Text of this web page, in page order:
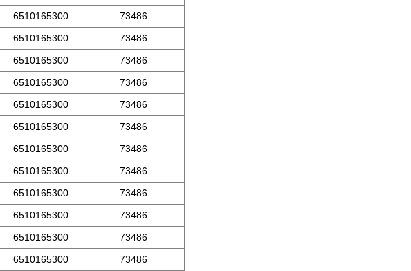
6510165300
73486
6510165300
73486
6510165300
73486
6510165300
73486
6510165300
73486
6510165300
73486
6510165300
73486
6510165300
73486
6510165300
73486
6510165300
73486
6510165300
73486
6510165300
73486